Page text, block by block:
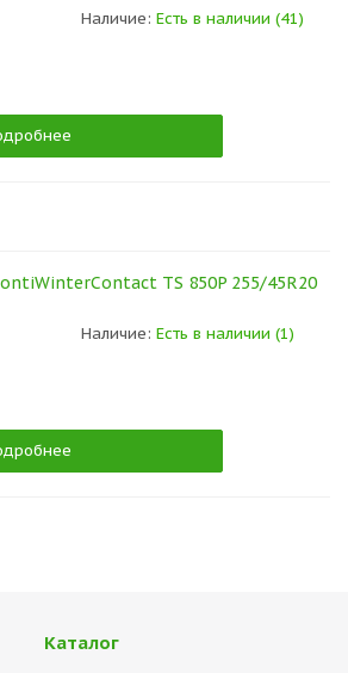
Наличие: Есть в наличии (41)
TS 850P 255/45R20
Наличие: Есть в наличии (1)
Каталог